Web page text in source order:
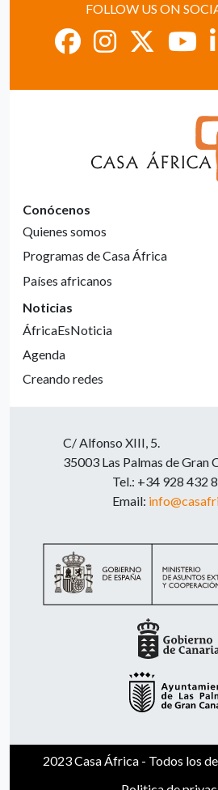
FOLLOW US ON
Conócenos
Quienes somos
Programas de Casa África
Países africanos
Noticias
ÁfricaEsNoticia
Agenda
Creando redes
C/ Alfonso XIII, 5.
35003 Las Palmas de Gran
Tel.: +34 928 432
Email:
2023 Casa África - Todos los